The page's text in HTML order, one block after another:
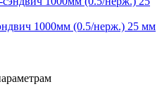
1000мм (0.5/нерж.) 25 мм